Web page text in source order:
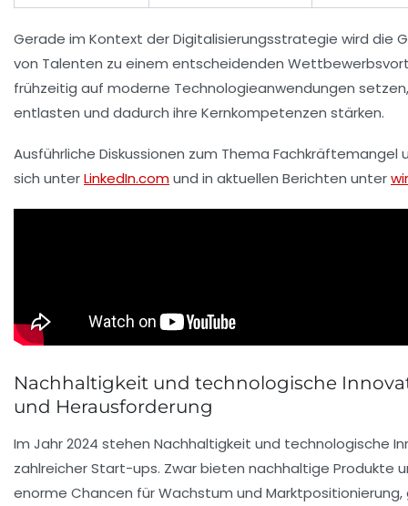
Gerade im Kontext der Digitalisierungsstrategie wird die
von Talenten zu einem entscheidenden
frühzeitig auf moderne Technologieanwendungen
entlasten und dadurch ihre Kernkompetenzen stärken.
Ausführliche Diskussionen zum Thema
sich unterLinkedIn.comund in aktuellen Berichten unter
Nachhaltigkeit und technologische
und Herausforderung
Im Jahr 2024 stehen Nachhaltigkeit und technologische
zahlreicher Start-ups. Zwar bieten nachhaltige Produkte
enorme Chancen für Wachstum und